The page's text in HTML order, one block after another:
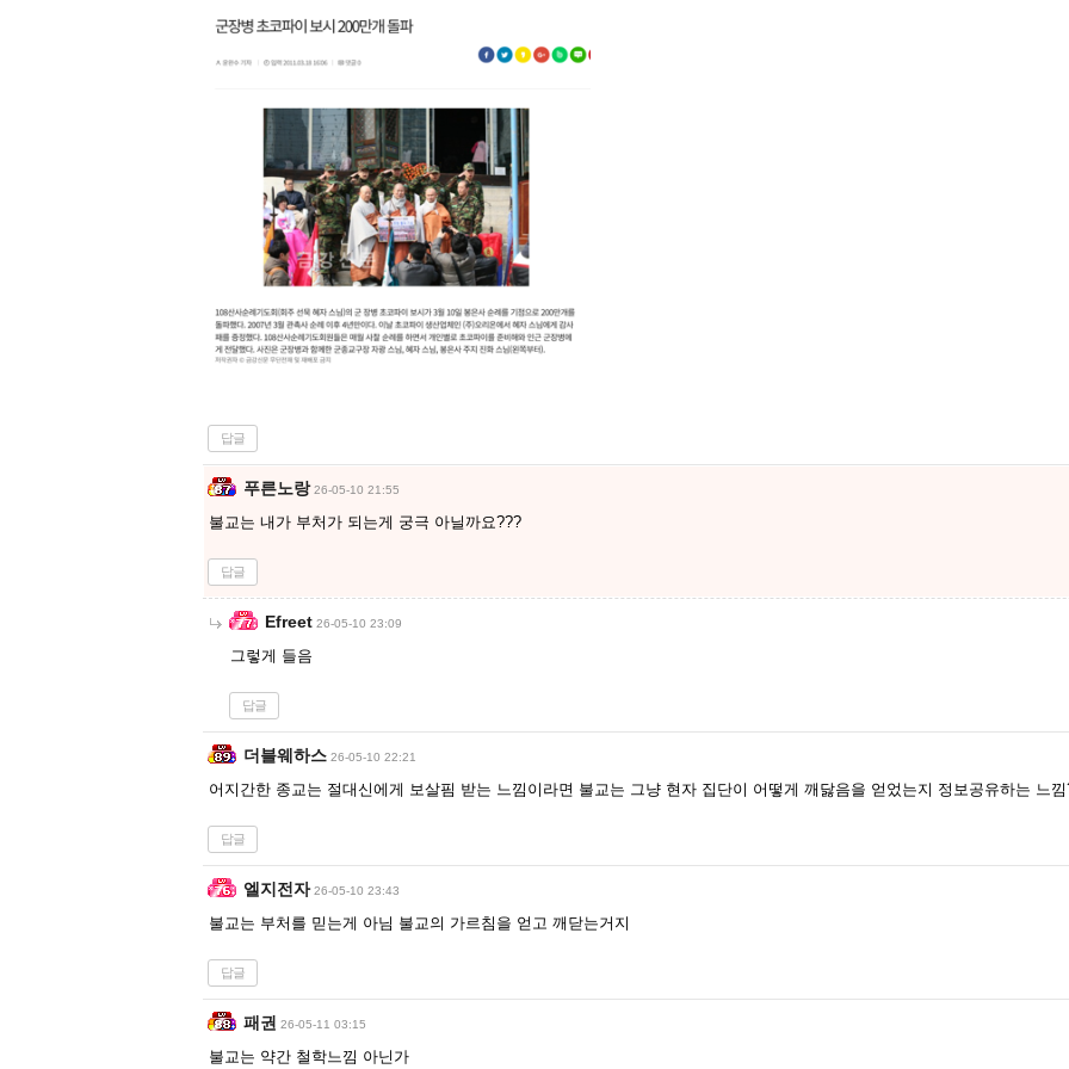
답글
푸른노랑 26-05-10 21:55
불교는 내가 부처가 되는게 궁극 아닐까요???
답글
Efreet 26-05-10 23:09
그렇게 들음
답글
더블웨하스 26-05-10 22:21
어지간한 종교는 절대신에게 보살핌 받는 느낌이라면 불교는 그냥 현자 집단이 어떻게 깨닳음을 얻었는지 정보공유하는 느낌
답글
엘지전자 26-05-10 23:43
불교는 부처를 믿는게 아님 불교의 가르침을 얻고 깨닫는거지
답글
패권 26-05-11 03:15
불교는 약간 철학느낌 아닌가